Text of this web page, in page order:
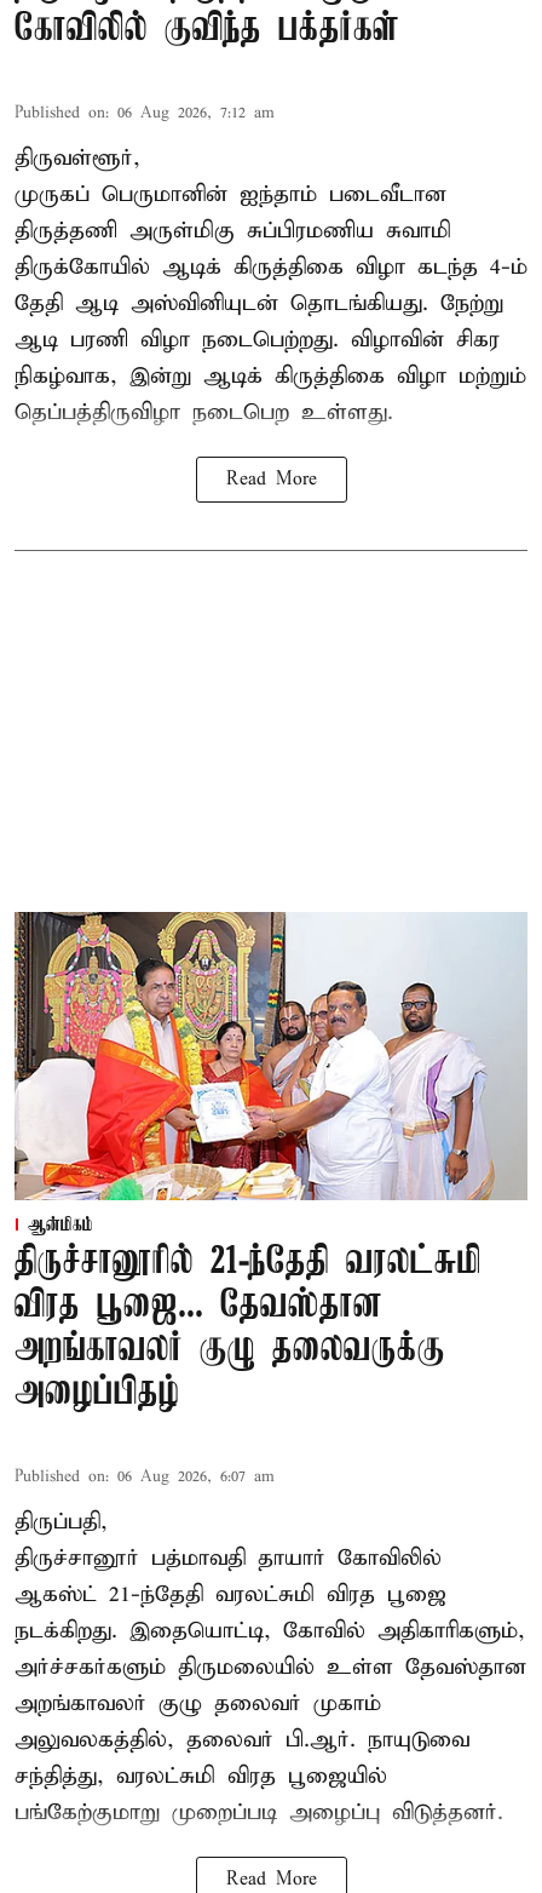
கோவிலில் குவிந்த பக்தர்கள்
Published on: 06 Aug 2026, 7:12 am
திருவள்ளூர்,
முருகப் பெருமானின் ஐந்தாம் படைவீடான
திருத்தணி அருள்மிகு சுப்பிரமணிய சுவாமி
திருக்கோயில் ஆடிக் கிருத்திகை விழா கடந்த 4-ம்
தேதி ஆடி அஸ்வினியுடன் தொடங்கியது. நேற்று
ஆடி பரணி விழா நடைபெற்றது. விழாவின் சிகர
நிகழ்வாக, இன்று ஆடிக் கிருத்திகை விழா மற்றும்
தெப்பத்திருவிழா நடைபெற உள்ளது.
Read More
ஆன்மிகம்
திருச்சானூரில் 21-ந்தேதி வரலட்சுமி
விரத பூஜை... தேவஸ்தான
அறங்காவலர் குழு தலைவருக்கு
அழைப்பிதழ்
Published on: 06 Aug 2026, 6:07 am
திருப்பதி,
திருச்சானூர் பத்மாவதி தாயார் கோவிலில்
ஆகஸ்ட் 21-ந்தேதி வரலட்சுமி விரத பூஜை
நடக்கிறது. இதையொட்டி, கோவில் அதிகாரிகளும்,
அர்ச்சகர்களும் திருமலையில் உள்ள தேவஸ்தான
அறங்காவலர் குழு தலைவர் முகாம்
அலுவலகத்தில், தலைவர் பி.ஆர். நாயுடுவை
சந்தித்து, வரலட்சுமி விரத பூஜையில்
பங்கேற்குமாறு முறைப்படி அழைப்பு விடுத்தனர்.
Read More